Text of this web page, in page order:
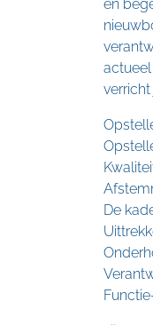
en
verricht
De